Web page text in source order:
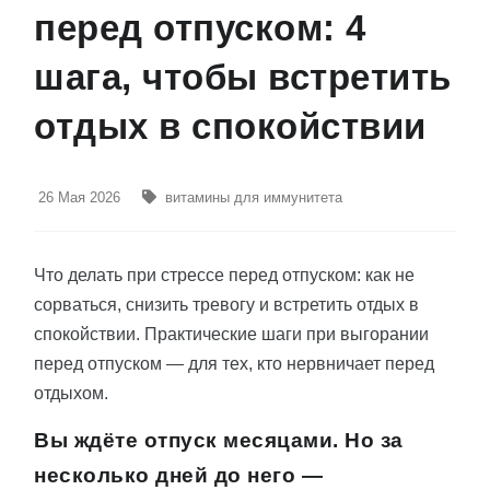
перед отпуском: 4
шага, чтобы встретить
отдых в спокойствии
26 Мая 2026 витамины для иммунитета
Что делать при стрессе перед отпуском: как не
сорваться, снизить тревогу и встретить отдых в
спокойствии. Практические шаги при выгорании
перед отпуском — для тех, кто нервничает перед
отдыхом.
Вы ждёте отпуск месяцами. Но за
несколько дней до него —